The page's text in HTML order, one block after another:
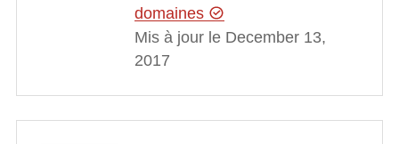
domaines
Mis à jour le December 13,
2017